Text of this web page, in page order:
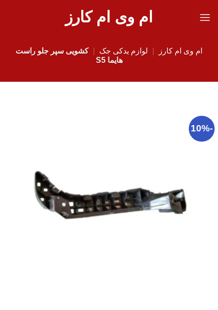
ام وی ام کارز
ام وی ام کارز لوازم یدکی جک
کشویی سپر جلو راست
هایما S5
-10%